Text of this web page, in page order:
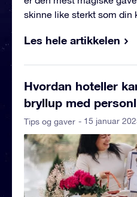
skinne like sterkt som din
Les hele artikkelen
Hvordan hoteller
bryllup med
Tips og gaver - 15 januar